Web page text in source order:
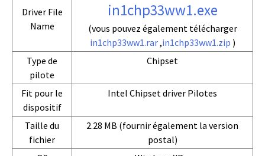
Driver File
Name
in1chp33ww1.exe
(vous pouvez également télécharger
in1chp33ww1.rar,in1chp33ww1.zip )
Type de
pilote
Chipset
Fit pour le
dispositif
Intel Chipset driver Pilotes
Taille du
fichier
2.28 MB (fournir également la version
postal)